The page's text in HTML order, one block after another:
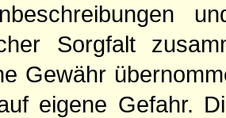
Sorgfalt
Gewähr
eigene Gefahr.